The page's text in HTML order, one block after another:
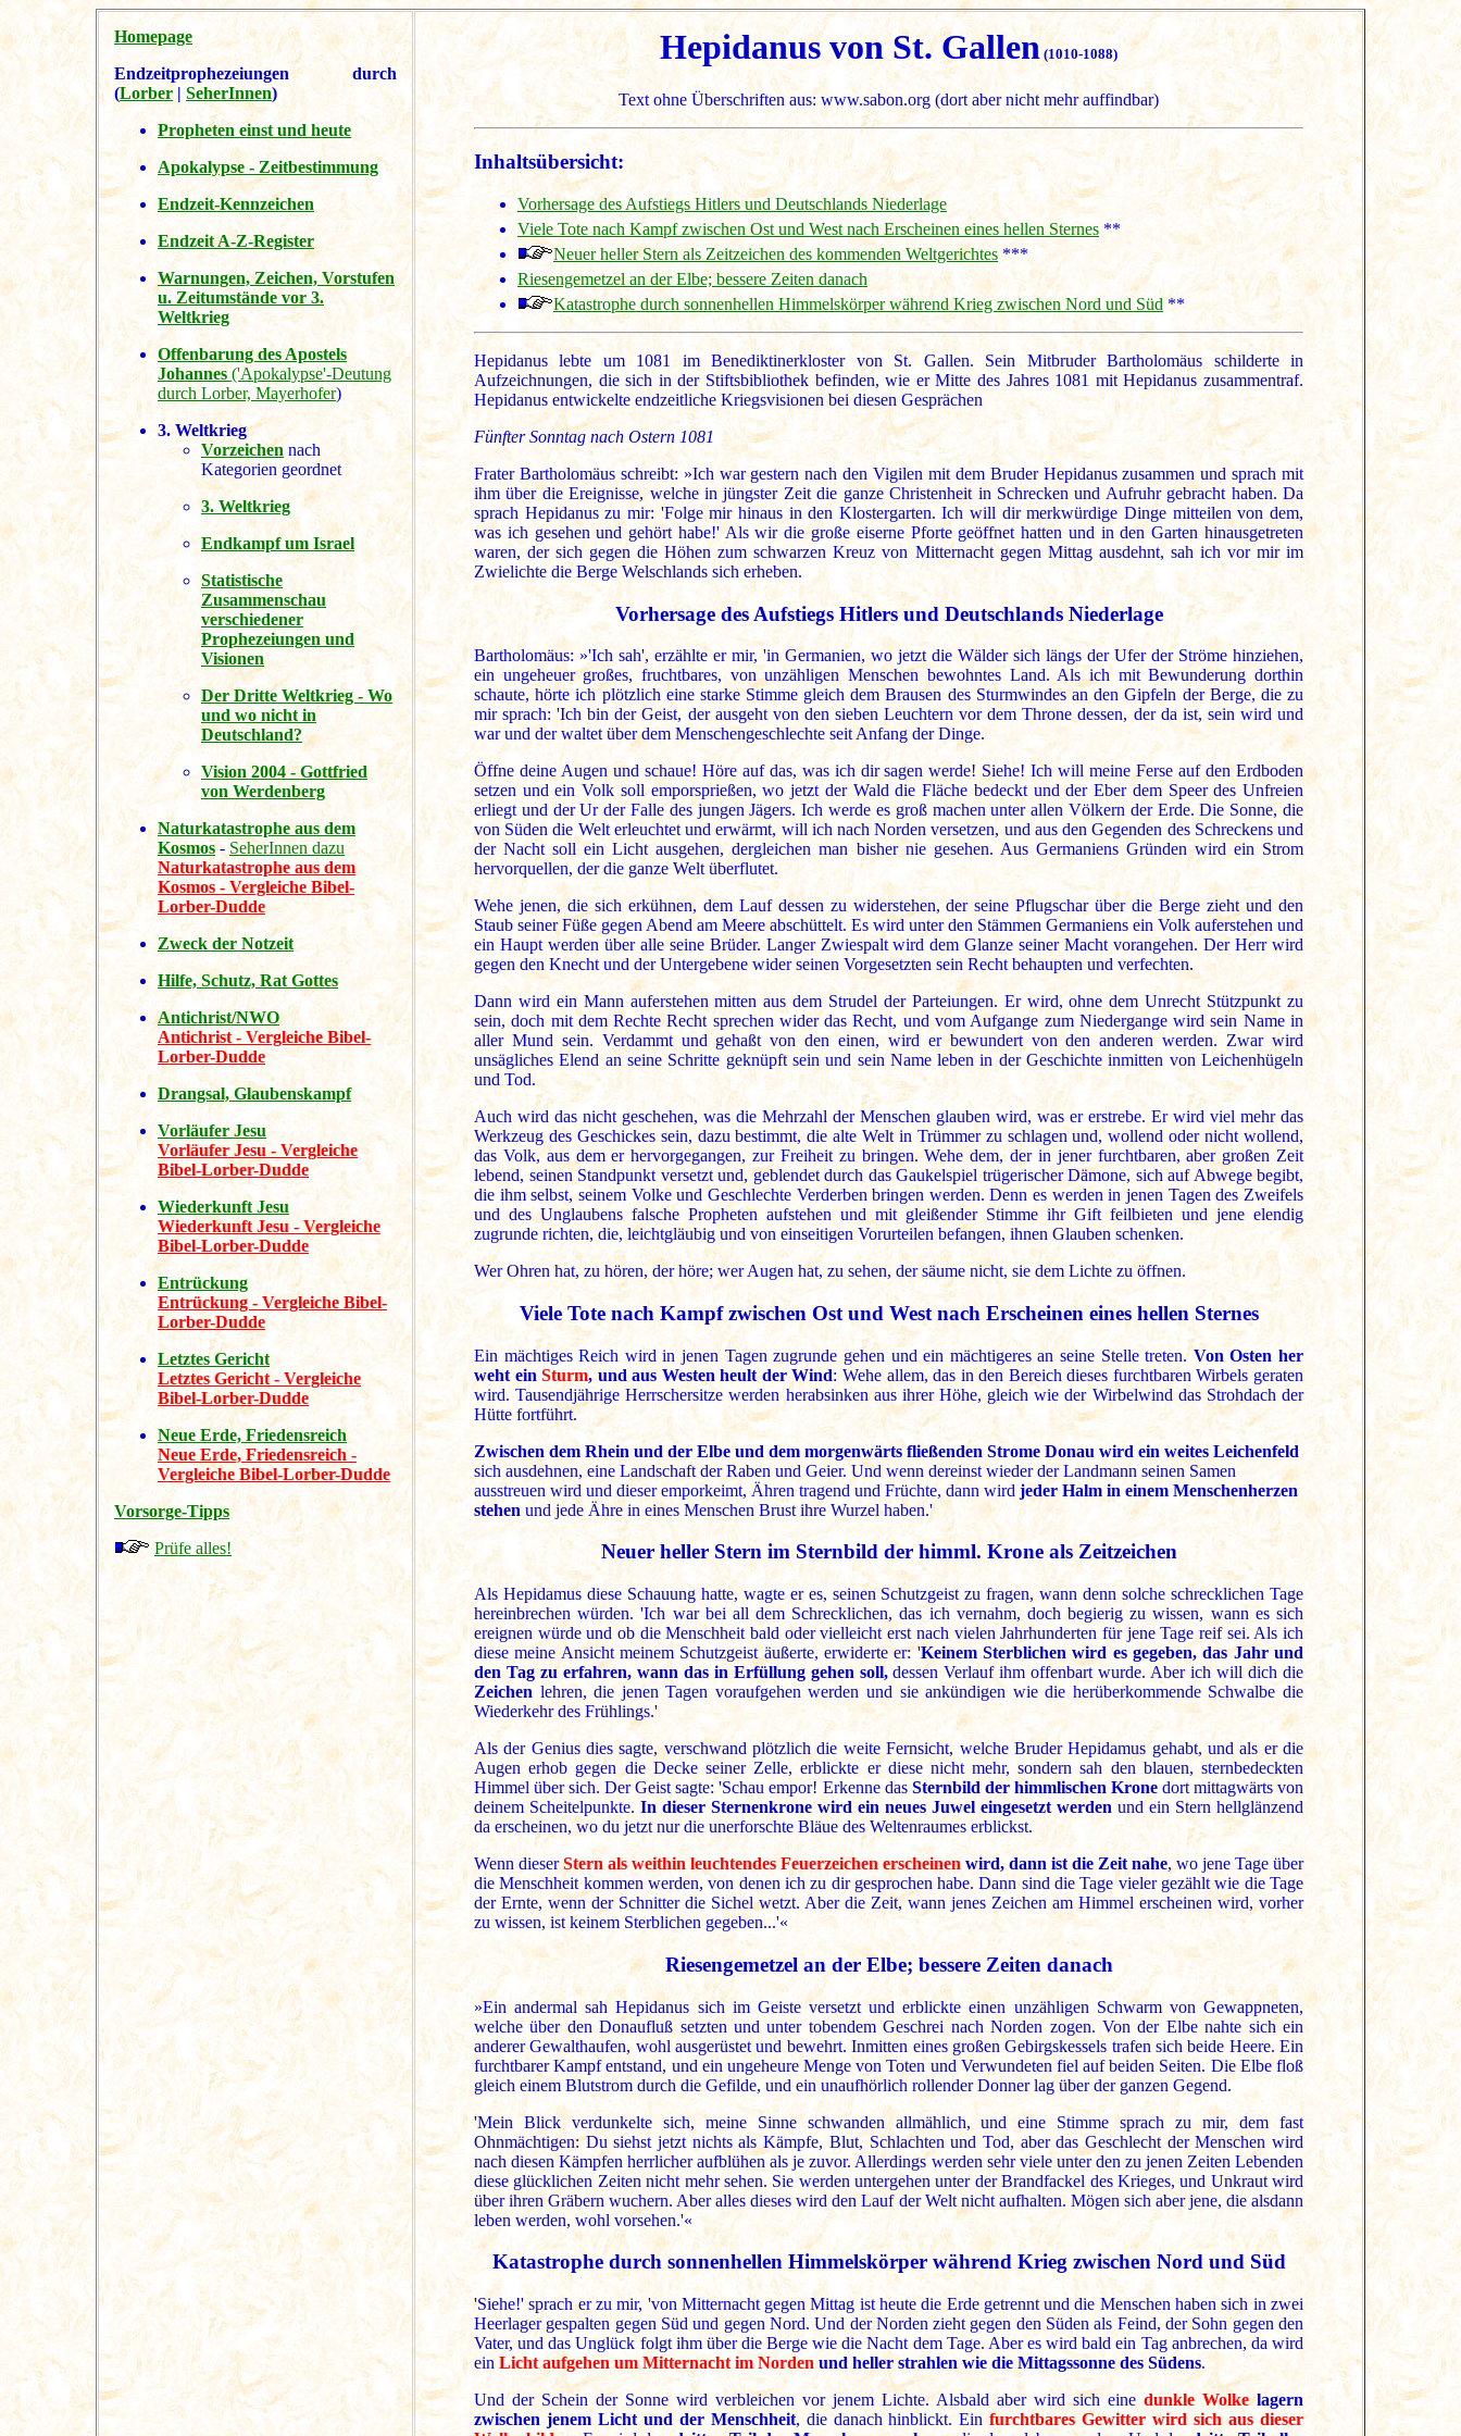
Homepage
Endzeitprophezeiungen durch
(Lorber | SeherInnen)
Propheten einst und heute
Apokalypse - Zeitbestimmung
Endzeit-Kennzeichen
Endzeit A-Z-Register
Warnungen, Zeichen, Vorstufen
u. Zeitumstände vor 3.
Weltkrieg
Offenbarung des Apostels
Johannes('Apokalypse'-Deutung
durch Lorber, Mayerhofer)
3. Weltkrieg
Vorzeichen nach
Kategorien geordnet
3. Weltkrieg
Endkampf um Israel
Statistische
Zusammenschau
verschiedener
Prophezeiungen und
Visionen
Der Dritte Weltkrieg - Wo
und wo nicht in
Deutschland?
Vision 2004 - Gottfried
von Werdenberg
Naturkatastrophe aus dem
Kosmos- SeherInnen dazu
Naturkatastrophe aus dem
Kosmos - Vergleiche Bibel-
Lorber-Dudde
Zweck der Notzeit
Hilfe, Schutz, Rat Gottes
Antichrist/NWO
Antichrist - Vergleiche Bibel-
Lorber-Dudde
Drangsal, Glaubenskampf
Vorläufer Jesu
Vorläufer Jesu - Vergleiche
Bibel-Lorber-Dudde
Wiederkunft Jesu
Wiederkunft Jesu - Vergleiche
Bibel-Lorber-Dudde
Entrückung
Entrückung - Vergleiche Bibel-
Lorber-Dudde
Letztes Gericht
Letztes Gericht - Vergleiche
Bibel-Lorber-Dudde
Neue Erde, Friedensreich
Neue Erde, Friedensreich -
Vergleiche Bibel-Lorber-Dudde
Vorsorge-Tipps
Prüfe alles!
Hepidanus von St. Gallen (1010-1088)
Text ohne Überschriften aus: www.sabon.org (dort aber nicht mehr auffindbar)
Inhaltsübersicht:
Vorhersage des Aufstiegs Hitlers und Deutschlands Niederlage
Viele Tote nach Kampf zwischen Ost und West nach Erscheinen eines hellen Sternes **
Neuer heller Stern als Zeitzeichen des kommenden Weltgerichtes ***
Riesengemetzel an der Elbe; bessere Zeiten danach
Katastrophe durch sonnenhellen Himmelskörper während Krieg zwischen Nord und Süd **
Hepidanus lebte um 1081 im Benediktinerkloster von St. Gallen. Sein Mitbruder Bartholomäus schilderte in
Aufzeichnungen, die sich in der Stiftsbibliothek befinden, wie er Mitte des Jahres 1081 mit Hepidanus zusammentraf.
Hepidanus entwickelte endzeitliche Kriegsvisionen bei diesen Gesprächen
Fünfter Sonntag nach Ostern 1081
Frater Bartholomäus schreibt: »Ich war gestern nach den Vigilen mit dem Bruder Hepidanus zusammen und sprach mit
ihm über die Ereignisse, welche in jüngster Zeit die ganze Christenheit in Schrecken und Aufruhr gebracht haben. Da
sprach Hepidanus zu mir: 'Folge mir hinaus in den Klostergarten. Ich will dir merkwürdige Dinge mitteilen von dem,
was ich gesehen und gehört habe!' Als wir die große eiserne Pforte geöffnet hatten und in den Garten hinausgetreten
waren, der sich gegen die Höhen zum schwarzen Kreuz von Mitternacht gegen Mittag ausdehnt, sah ich vor mir im
Zwielichte die Berge Welschlands sich erheben.
Vorhersage des Aufstiegs Hitlers und Deutschlands Niederlage
Bartholomäus: »'Ich sah', erzählte er mir, 'in Germanien, wo jetzt die Wälder sich längs der Ufer der Ströme hinziehen,
ein ungeheuer großes, fruchtbares, von unzähligen Menschen bewohntes Land. Als ich mit Bewunderung dorthin
schaute, hörte ich plötzlich eine starke Stimme gleich dem Brausen des Sturmwindes an den Gipfeln der Berge, die zu
mir sprach: 'Ich bin der Geist, der ausgeht von den sieben Leuchtern vor dem Throne dessen, der da ist, sein wird und
war und der waltet über dem Menschengeschlechte seit Anfang der Dinge.
Öffne deine Augen und schaue! Höre auf das, was ich dir sagen werde! Siehe! Ich will meine Ferse auf den Erdboden
setzen und ein Volk soll emporsprießen, wo jetzt der Wald die Fläche bedeckt und der Eber dem Speer des Unfreien
erliegt und der Ur der Falle des jungen Jägers. Ich werde es groß machen unter allen Völkern der Erde. Die Sonne, die
von Süden die Welt erleuchtet und erwärmt, will ich nach Norden versetzen, und aus den Gegenden des Schreckens und
der Nacht soll ein Licht ausgehen, dergleichen man bisher nie gesehen. Aus Germaniens Gründen wird ein Strom
hervorquellen, der die ganze Welt überflutet.
Wehe jenen, die sich erkühnen, dem Lauf dessen zu widerstehen, der seine Pflugschar über die Berge zieht und den
Staub seiner Füße gegen Abend am Meere abschüttelt. Es wird unter den Stämmen Germaniens ein Volk auferstehen und
ein Haupt werden über alle seine Brüder. Langer Zwiespalt wird dem Glanze seiner Macht vorangehen. Der Herr wird
gegen den Knecht und der Untergebene wider seinen Vorgesetzten sein Recht behaupten und verfechten.
Dann wird ein Mann auferstehen mitten aus dem Strudel der Parteiungen. Er wird, ohne dem Unrecht Stützpunkt zu
sein, doch mit dem Rechte Recht sprechen wider das Recht, und vom Aufgange zum Niedergange wird sein Name in
aller Mund sein. Verdammt und gehaßt von den einen, wird er bewundert von den anderen werden. Zwar wird
unsägliches Elend an seine Schritte geknüpft sein und sein Name leben in der Geschichte inmitten von Leichenhügeln
und Tod.
Auch wird das nicht geschehen, was die Mehrzahl der Menschen glauben wird, was er erstrebe. Er wird viel mehr das
Werkzeug des Geschickes sein, dazu bestimmt, die alte Welt in Trümmer zu schlagen und, wollend oder nicht wollend,
das Volk, aus dem er hervorgegangen, zur Freiheit zu bringen. Wehe dem, der in jener furchtbaren, aber großen Zeit
lebend, seinen Standpunkt versetzt und, geblendet durch das Gaukelspiel trügerischer Dämone, sich auf Abwege begibt,
die ihm selbst, seinem Volke und Geschlechte Verderben bringen werden. Denn es werden in jenen Tagen des Zweifels
und des Unglaubens falsche Propheten aufstehen und mit gleißender Stimme ihr Gift feilbieten und jene elendig
zugrunde richten, die, leichtgläubig und von einseitigen Vorurteilen befangen, ihnen Glauben schenken.
Wer Ohren hat, zu hören, der höre; wer Augen hat, zu sehen, der säume nicht, sie dem Lichte zu öffnen.
Viele Tote nach Kampf zwischen Ost und West nach Erscheinen eines hellen Sternes
Ein mächtiges Reich wird in jenen Tagen zugrunde gehen und ein mächtigeres an seine Stelle treten.Von Osten her
weht einSturm, und aus Westen heult der Wind: Wehe allem, das in den Bereich dieses furchtbaren Wirbels geraten
wird. Tausendjährige Herrschersitze werden herabsinken aus ihrer Höhe, gleich wie der Wirbelwind das Strohdach der
Hütte fortführt.
Zwischen dem Rhein und der Elbe und dem morgenwärts fließenden Strome Donau wird ein weites Leichenfeld
sich ausdehnen, eine Landschaft der Raben und Geier. Und wenn dereinst wieder der Landmann seinen Samen
ausstreuen wird und dieser emporkeimt, Ähren tragend und Früchte, dann wird jeder Halm in einem Menschenherzen
stehen und jede Ähre in eines Menschen Brust ihre Wurzel haben.'
Neuer heller Stern im Sternbild der himml. Krone als Zeitzeichen
Als Hepidamus diese Schauung hatte, wagte er es, seinen Schutzgeist zu fragen, wann denn solche schrecklichen Tage
hereinbrechen würden. 'Ich war bei all dem Schrecklichen, das ich vernahm, doch begierig zu wissen, wann es sich
ereignen würde und ob die Menschheit bald oder vielleicht erst nach vielen Jahrhunderten für jene Tage reif sei. Als ich
diese meine Ansicht meinem Schutzgeist äußerte, erwiderte er: 'Keinem Sterblichen wird es gegeben, das Jahr und
den Tag zu erfahren, wann das in Erfüllung gehen soll,dessen Verlauf ihm offenbart wurde. Aber ich will dich die
Zeichen lehren, die jenen Tagen voraufgehen werden und sie ankündigen wie die herüberkommende Schwalbe die
Wiederkehr des Frühlings.'
Als der Genius dies sagte, verschwand plötzlich die weite Fernsicht, welche Bruder Hepidamus gehabt, und als er die
Augen erhob gegen die Decke seiner Zelle, erblickte er diese nicht mehr, sondern sah den blauen, sternbedeckten
Himmel über sich. Der Geist sagte: 'Schau empor! Erkenne das Sternbild der himmlischen Kronedort mittagwärts von
deinem Scheitelpunkte.In dieser Sternenkrone wird ein neues Juwel eingesetzt werden und ein Stern hellglänzend
da erscheinen, wo du jetzt nur die unerforschte Bläue des Weltenraumes erblickst.
Wenn dieserStern als weithin leuchtendes Feuerzeichen erscheinen wird, dann ist die Zeit nahe, wo jene Tage über
die Menschheit kommen werden, von denen ich zu dir gesprochen habe. Dann sind die Tage vieler gezählt wie die Tage
der Ernte, wenn der Schnitter die Sichel wetzt. Aber die Zeit, wann jenes Zeichen am Himmel erscheinen wird, vorher
zu wissen, ist keinem Sterblichen gegeben...'«
Riesengemetzel an der Elbe; bessere Zeiten danach
»Ein andermal sah Hepidanus sich im Geiste versetzt und erblickte einen unzähligen Schwarm von Gewappneten,
welche über den Donaufluß setzten und unter tobendem Geschrei nach Norden zogen. Von der Elbe nahte sich ein
anderer Gewalthaufen, wohl ausgerüstet und bewehrt. Inmitten eines großen Gebirgskessels trafen sich beide Heere. Ein
furchtbarer Kampf entstand, und ein ungeheure Menge von Toten und Verwundeten fiel auf beiden Seiten. Die Elbe floß
gleich einem Blutstrom durch die Gefilde, und ein unaufhörlich rollender Donner lag über der ganzen Gegend.
'Mein Blick verdunkelte sich, meine Sinne schwanden allmählich, und eine Stimme sprach zu mir, dem fast
Ohnmächtigen: Du siehst jetzt nichts als Kämpfe, Blut, Schlachten und Tod, aber das Geschlecht der Menschen wird
nach diesen Kämpfen herrlicher aufblühen als je zuvor. Allerdings werden sehr viele unter den zu jenen Zeiten Lebenden
diese glücklichen Zeiten nicht mehr sehen. Sie werden untergehen unter der Brandfackel des Krieges, und Unkraut wird
über ihren Gräbern wuchern. Aber alles dieses wird den Lauf der Welt nicht aufhalten. Mögen sich aber jene, die alsdann
leben werden, wohl vorsehen.'«
Katastrophe durch sonnenhellen Himmelskörper während Krieg zwischen Nord und Süd
'Siehe!' sprach er zu mir, 'von Mitternacht gegen Mittag ist heute die Erde getrennt und die Menschen haben sich in zwei
Heerlager gespalten gegen Süd und gegen Nord. Und der Norden zieht gegen den Süden als Feind, der Sohn gegen den
Vater, und das Unglück folgt ihm über die Berge wie die Nacht dem Tage. Aber es wird bald ein Tag anbrechen, da wird
ein Licht aufgehen um Mitternacht im Norden und heller strahlen wie die Mittagssonne des Südens.
Und der Schein der Sonne wird verbleichen vor jenem Lichte. Alsbald aber wird sich eine dunkle Wolkelagern
zwischen jenem Licht und der Menschheit, die danach hinblickt. Einfurchtbares Gewitter wird sich aus dieser